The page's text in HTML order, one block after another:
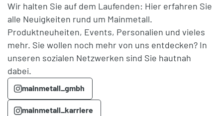
Wir halten Sie auf dem Laufenden: Hier erfahren Sie
alle Neuigkeiten rund um Mainmetall.
Produktneuheiten, Events, Personalien und vieles
mehr. Sie wollen noch mehr von uns entdecken? In
unseren sozialen Netzwerken sind Sie hautnah
dabei.
mainmetall_gmbh
mainmetall_karriere